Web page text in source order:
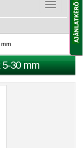
Kategóriák
lenyitása
5-30 mm